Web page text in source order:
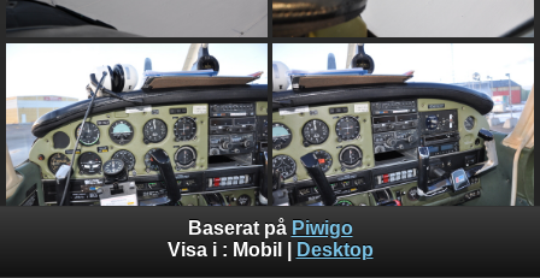
Baserat på Piwigo
Visa i : Mobil Desktop